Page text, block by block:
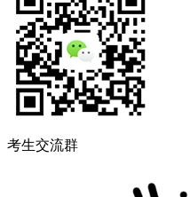
考生交流群